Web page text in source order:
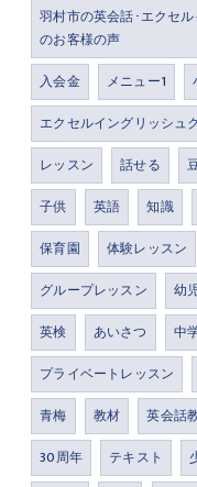
羽村市の英会話･エクセ
のお客様の声
入会金
メニュー1
エクセルイングリッシュ
レッスン
話せる
子供
英語 知識
保育園
体験レッスン
グループレッスン
幼
英検
あいさつ 中
プライベートレッスン
青梅
教材 英会話
30周年
テキスト